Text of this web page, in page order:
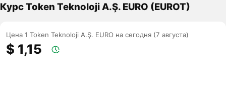
Курс Token Teknoloji A.Ş. EURO (EUROT)
Цена 1 Token Teknoloji A.Ş. EURO на сегодня (7 августа)
$ 1,15